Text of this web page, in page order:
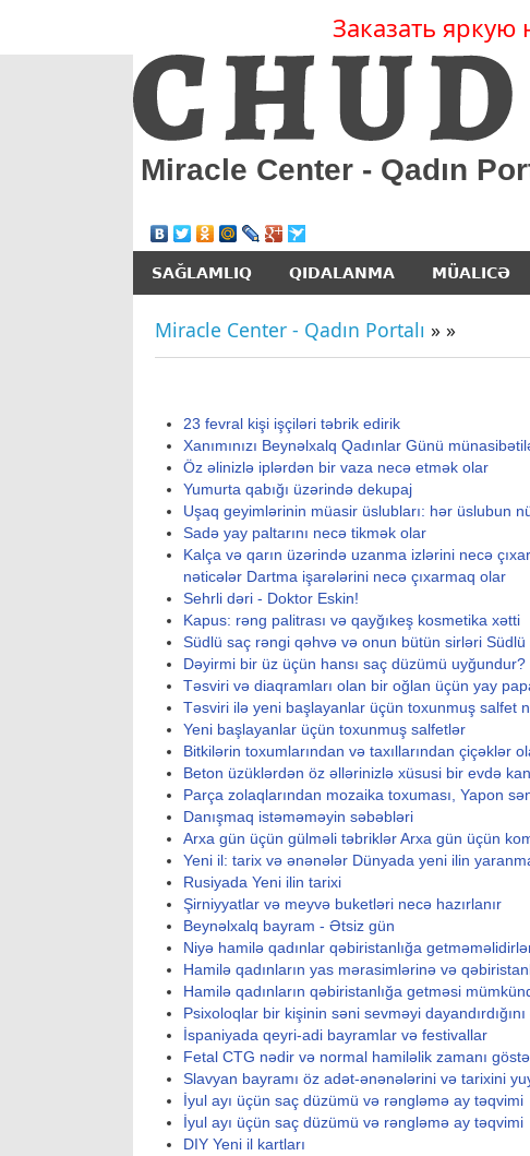
Заказать яркую
Miracle Center - Qadın
SAĞLAMLIQ QIDALANMA MÜALICƏ
Miracle Center - Qadın Portalı » »
23 fevral kişi işçiləri təbrik edirik
Xanımınızı Beynəlxalq Qadınlar Günü
Öz əlinizlə iplərdən bir vaza necə etmək olar
Yumurta qabığı üzərində dekupaj
Uşaq geyimlərinin müasir üslubları: hər üslubun
Sadə yay paltarını necə tikmək olar
Kalça və qarın üzərində uzanma izlərini necə
nəticələr Dartma işarələrini necə çıxarmaq olar
Sehrli dəri - Doktor Eskin!
Kapus: rəng palitrası və qayğıkeş kosmetika xətti
Südlü saç rəngi qəhvə və onun bütün sirləri
Dəyirmi bir üz üçün hansı saç düzümü uyğundur?
Təsviri və diaqramları olan bir oğlan üçün yay
Təsviri ilə yeni başlayanlar üçün toxunmuş salfet
Yeni başlayanlar üçün toxunmuş salfetlər
Bitkilərin toxumlarından və taxıllarından çiçəklər
Beton üzüklərdən öz əllərinizlə xüsusi bir evdə
Parça zolaqlarından mozaika toxuması, Yapon
Danışmaq istəməməyin səbəbləri
Arxa gün üçün gülməli təbriklər Arxa gün üçün
Yeni il: tarix və ənənələr Dünyada yeni ilin
Rusiyada Yeni ilin tarixi
Şirniyyatlar və meyvə buketləri necə hazırlanır
Beynəlxalq bayram - Ətsiz gün
Niyə hamilə qadınlar qəbiristanlığa
Hamilə qadınların yas mərasimlərinə və
Hamilə qadınların qəbiristanlığa getməsi
Psixoloqlar bir kişinin səni sevməyi
İspaniyada qeyri-adi bayramlar və festivallar
Fetal CTG nədir və normal hamiləlik zamanı
Slavyan bayramı öz adət-ənənələrini və tarixini
İyul ayı üçün saç düzümü və rəngləmə ay təqvimi
İyul ayı üçün saç düzümü və rəngləmə ay təqvimi
DIY Yeni il kartları